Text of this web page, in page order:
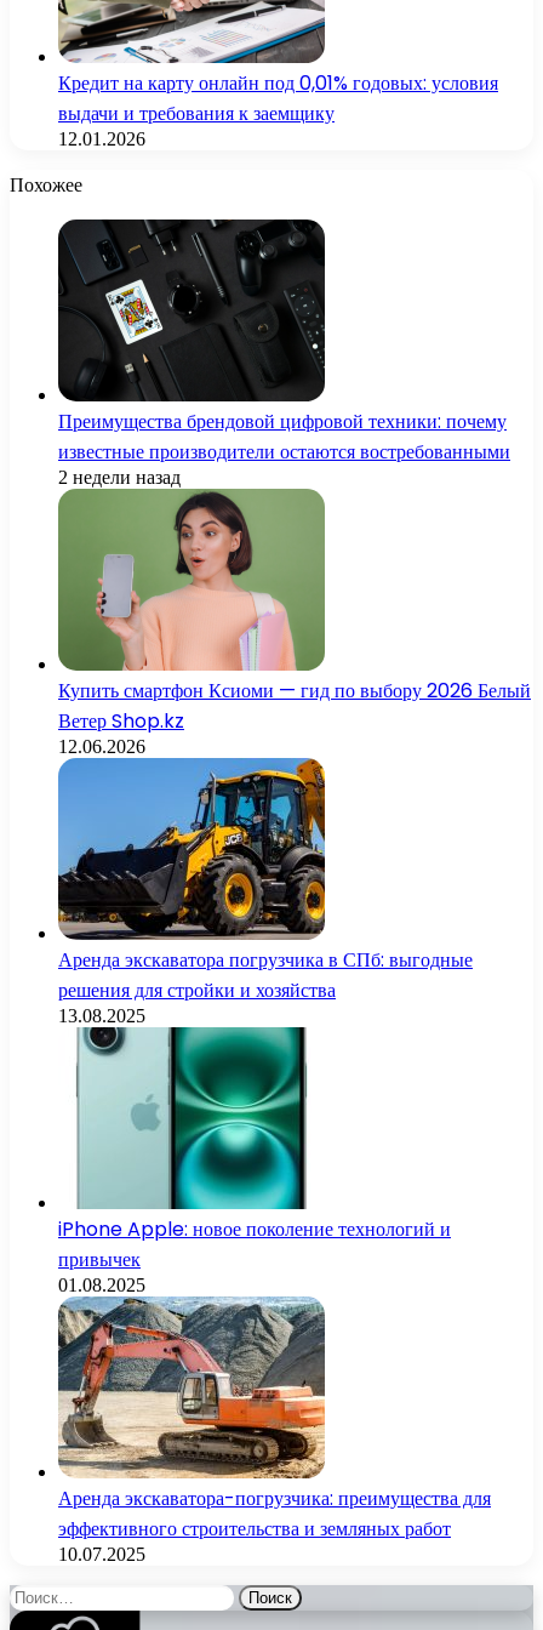
Кредит на карту онлайн под 0,01% годовых: условия
выдачи и требования к заемщику
12.01.2026
Похожее
Преимущества брендовой цифровой техники: почему
известные производители остаются востребованными
2 недели назад
Купить смартфон Ксиоми — гид по выбору 2026 Белый
Ветер Shop.kz
12.06.2026
Аренда экскаватора погрузчика в СПб: выгодные
решения для стройки и хозяйства
13.08.2025
iPhone Apple: новое поколение технологий и
привычек
01.08.2025
Аренда экскаватора-погрузчика: преимущества для
эффективного строительства и земляных работ
10.07.2025
Найти: